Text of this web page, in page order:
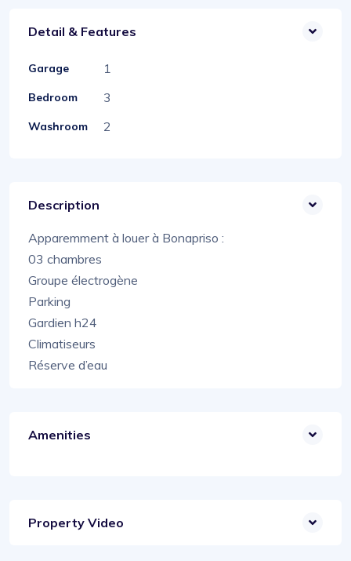
Detail & Features
Garage 1
Bedroom 3
Washroom 2
Description
Apparemment à louer à Bonapriso :
03 chambres
Groupe électrogène
Parking
Gardien h24
Climatiseurs
Réserve d’eau
Amenities
Property Video